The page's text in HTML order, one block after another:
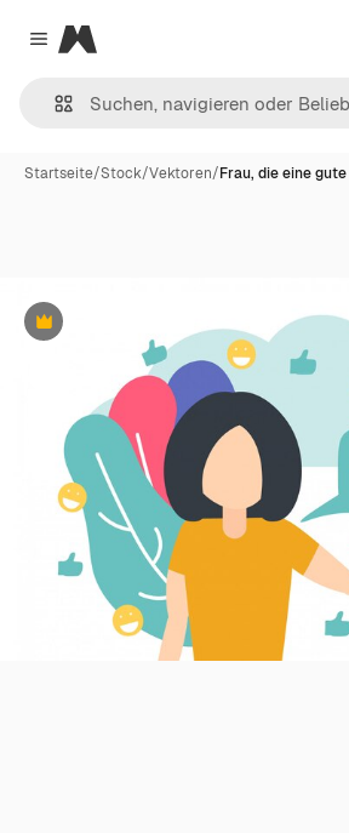
Close menu
Magnific
Startseite/Stock/Vektoren/Frau, die eine
Premium